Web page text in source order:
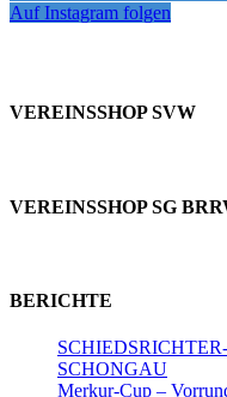
Auf Instagram folgen
VEREINSSHOP SVW
VEREINSSHOP SG
BERICHTE
SCHONGAU
Merkur-Cup –